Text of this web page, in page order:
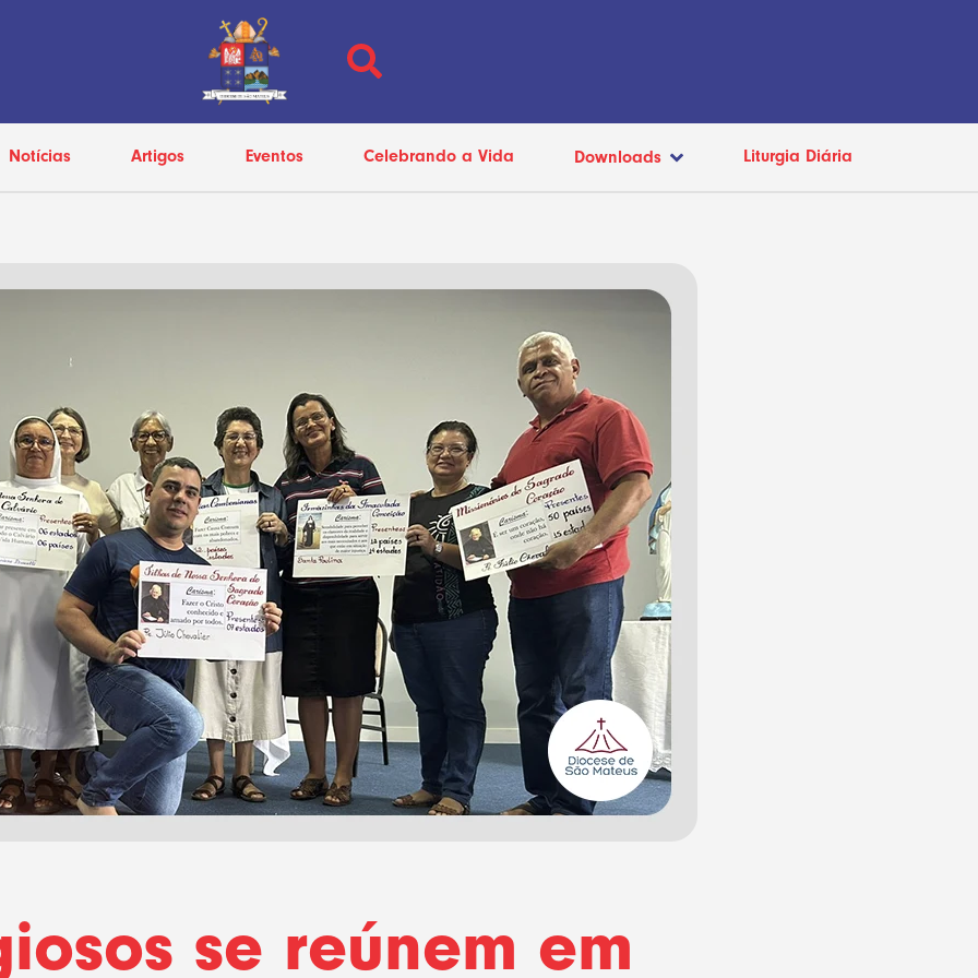
Notícias Artigos Eventos Celebrando a Vida Downloads Liturgia Diária
se reúnem em